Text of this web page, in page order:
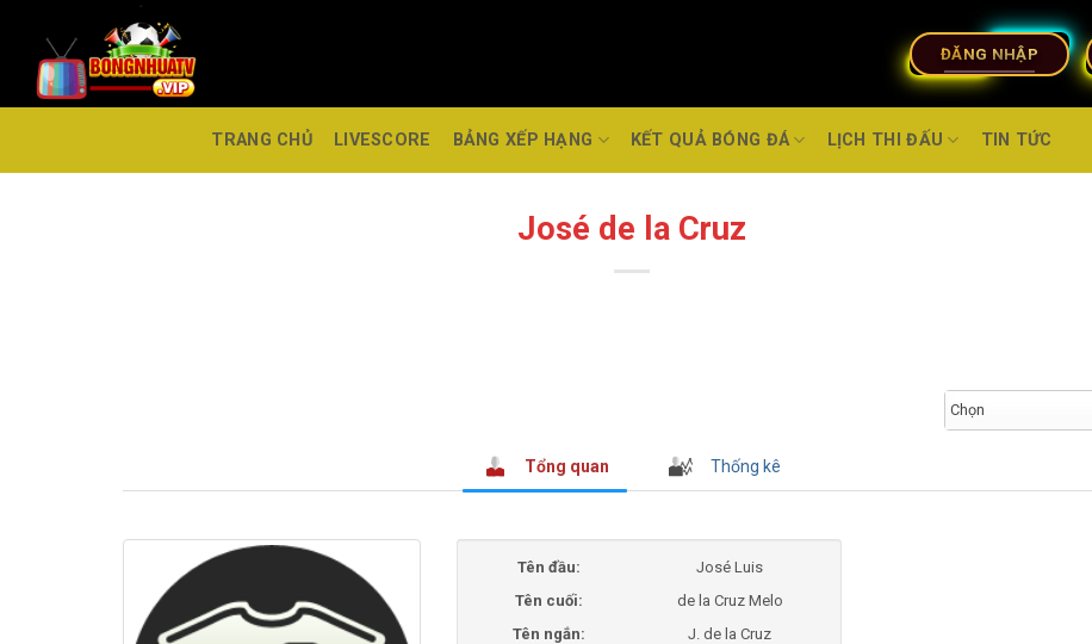
ĐĂNG NHẬP
TRANG CHỦ LIVESCORE BẢNG XẾP HẠNG KẾT QUẢ BÓNG ĐÁ LỊCH THI ĐẤU TIN TỨC
José de la Cruz
Chọn
Tổng quan Thống kê
Tên đầu:
José Luis
Tên cuối:
de la Cruz Melo
Tên ngắn:
J. de la Cruz